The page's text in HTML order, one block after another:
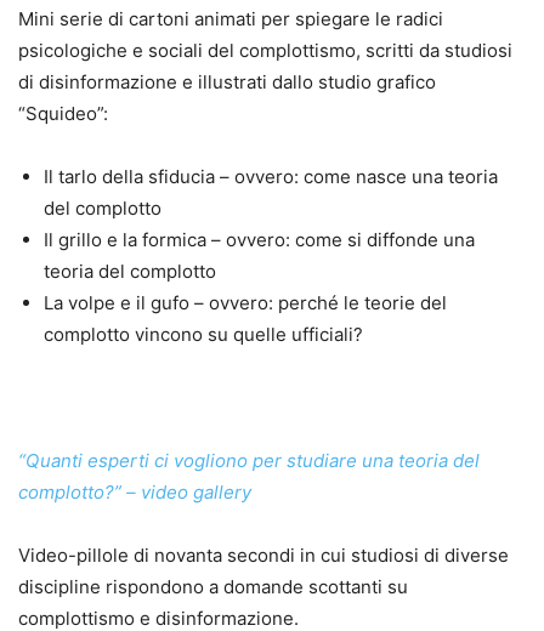
Mini serie di cartoni animati per spiegare le radici
psicologiche e sociali del complottismo, scritti da studiosi
di disinformazione e illustrati dallo studio grafico
“Squideo”:
Il tarlo della sfiducia – ovvero: come nasce una teoria
del complotto
Il grillo e la formica – ovvero: come si diffonde una
teoria del complotto
La volpe e il gufo – ovvero: perché le teorie del
complotto vincono su quelle ufficiali?
“Quanti esperti ci vogliono per studiare una teoria del
complotto?” – video gallery
Video-pillole di novanta secondi in cui studiosi di diverse
discipline rispondono a domande scottanti su
complottismo e disinformazione.